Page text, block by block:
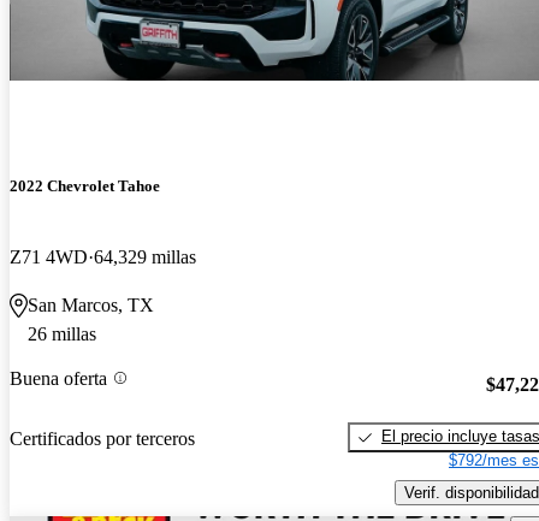
2022 Chevrolet Tahoe
Z71 4WD 64,329 millas
San Marcos, TX
26 millas
Buena oferta
Certificados por terceros
El precio incluye tasas
$792/mes
Verif. disponibilidad